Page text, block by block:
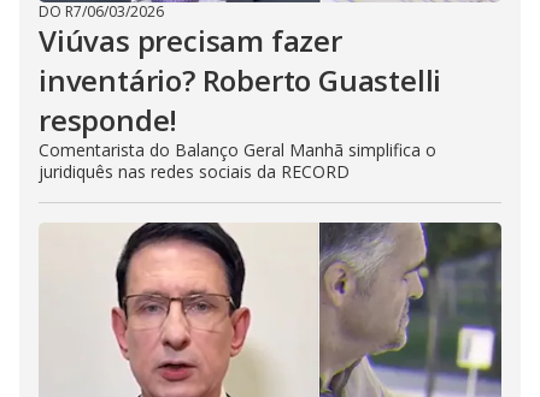
DO R7/06/03/2026
Viúvas precisam fazer
inventário? Roberto Guastelli
responde!
Comentarista do Balanço Geral Manhã simplifica o
juridiquês nas redes sociais da RECORD